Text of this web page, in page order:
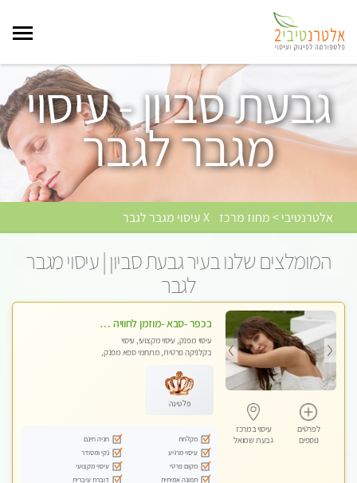
גבעת סביון - עיסוי
מגבר לגבר
אלטרנטיבי > מחוז מרכז X עיסוי מגבר לגבר
המומלצים שלנו בעיר גבעת סביון | עיסוי מגבר
לגבר
לפרטים
נוספים
עיסוי במרכז
גבעת שמואל
בכפר -סבא -מוזמן לחוויה בלתי נשכחת!!!עיסוי מפנק ביותר מומלץ לחלוטין!!!
עיסוי מפנק, עיסוי מקצועי, עיסוי
בקלניקה פרטית, מתחמי ספא מפנק,
לנשים בלבד
פלטינה
מקלחת
חניה חינם
עיסוי מרגיע
נקי ומסודר
מקום פרטי
עיסוי מקצועי
תמונה אמיתית
דוברת עיברית